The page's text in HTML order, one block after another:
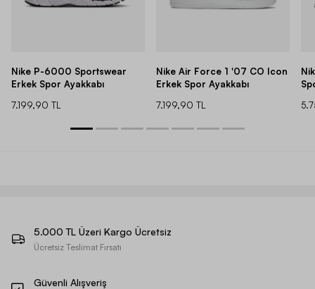
Nike P-6000 Sportswear
Erkek Spor Ayakkabı
7.199,90 TL
Nike Air Force 1 '07 CO Icon
Erkek Spor Ayakkabı
7.199,90 TL
5.000 TL Üzeri Kargo Ücretsiz
Ücretsiz Teslimat Fırsatı
Güvenli Alışveriş